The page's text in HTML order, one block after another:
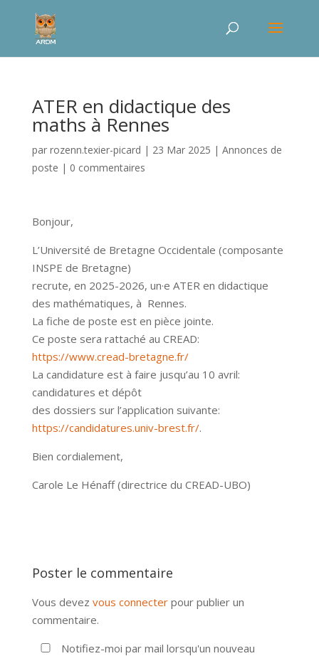
ATER en didactique des
maths à Rennes
par rozenn.texier-picard | 23 Mar 2025 | Annonces de
poste | 0 commentaires
Bonjour,
L’Université de Bretagne Occidentale (composante
INSPE de Bretagne)
recrute, en 2025-2026, un·e ATER en didactique
des mathématiques, à Rennes.
La fiche de poste est en pièce jointe.
Ce poste sera rattaché au CREAD:
https://www.cread-bretagne.fr/
La candidature est à faire jusqu’au 10 avril:
candidatures et dépôt
des dossiers sur l’application suivante:
https://candidatures.univ-brest.fr/.
Bien cordialement,
Carole Le Hénaff (directrice du CREAD-UBO)
Poster le commentaire
Vous devez vous connecterpour publier un
commentaire.
Notifiez-moi par mail lorsqu'un nouveau